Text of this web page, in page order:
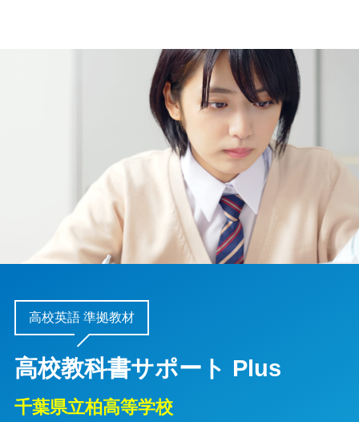
高校英語 準拠教材
高校教科書サポート Plus
千葉県立柏高等学校